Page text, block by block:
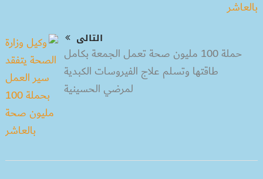
التالى
حملة 100 مليون صحة تعمل الجمعة بكامل
طاقتها وتسلم علاج الفيروسات الكبدية
لمرضي الحسينية